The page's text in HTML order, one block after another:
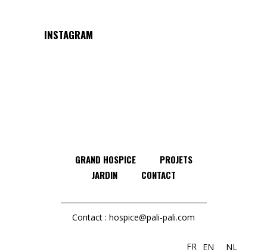
INSTAGRAM
GRAND HOSPICE
PROJETS
JARDIN
CONTACT
Contact : hospice@pali-pali.com
FR EN NL